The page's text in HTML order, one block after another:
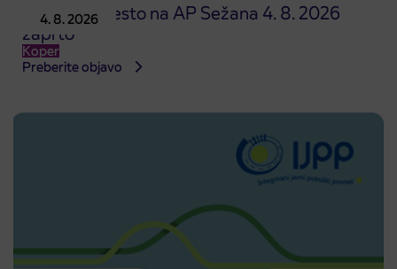
4. 8. 2026
Prodajno mesto na AP Sežana 4. 8. 2026
zaprto
Koper
Preberite objavo